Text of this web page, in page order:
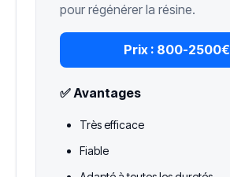
pour régénérer la résine.
Prix : 800-2500€
✅ Avantages
Très efficace
Fiable